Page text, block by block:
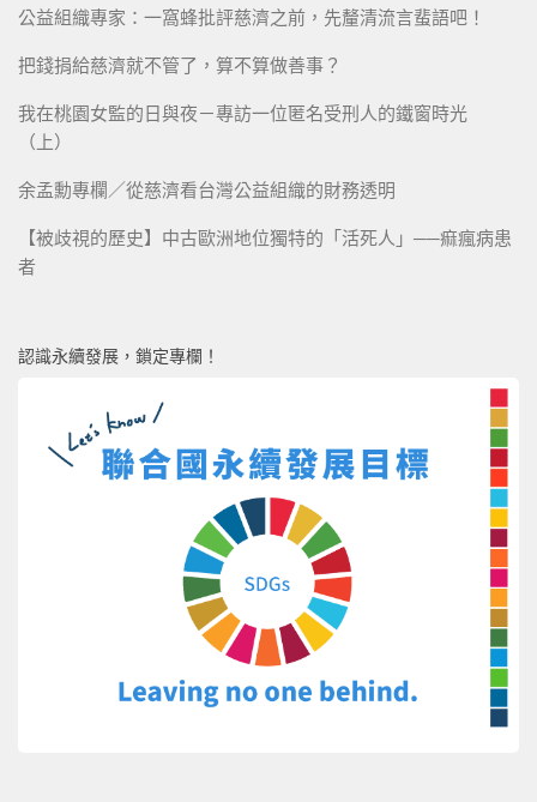
公益組織專家：一窩蜂批評慈濟之前，先釐清流言蜚語吧！
把錢捐給慈濟就不管了，算不算做善事？
我在桃園女監的日與夜－專訪一位匿名受刑人的鐵窗時光
（上）
余孟勳專欄／從慈濟看台灣公益組織的財務透明
【被歧視的歷史】中古歐洲地位獨特的「活死人」──痲瘋病患
者
認識永續發展，鎖定專欄！